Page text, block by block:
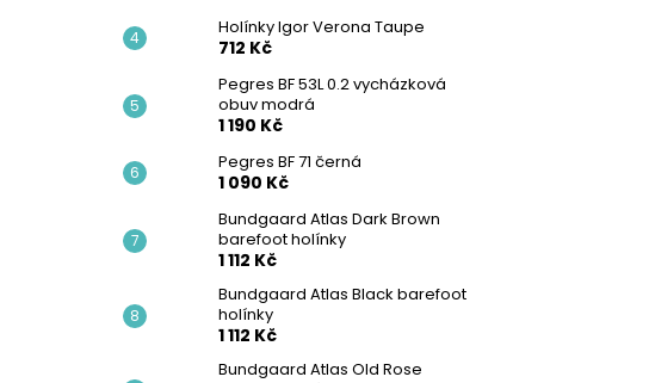
Holínky Igor Verona Taupe
712 Kč
Pegres BF 53L 0.2 vycházková
obuv modrá
1 190 Kč
Pegres BF 71 černá
1 090 Kč
Bundgaard Atlas Dark Brown
barefoot holínky
1 112 Kč
Bundgaard Atlas Black barefoot
holínky
1 112 Kč
Bundgaard Atlas Old Rose